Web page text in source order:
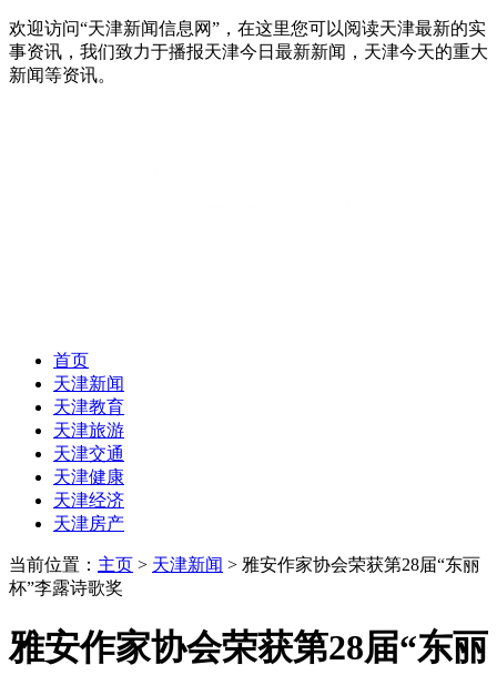
欢迎访问“天津新闻信息网”，在这里您可以阅读天津最新的实
事资讯，我们致力于播报天津今日最新新闻，天津今天的重大
新闻等资讯。
首页
天津新闻
天津教育
天津旅游
天津交通
天津健康
天津经济
天津房产
当前位置： 主页 > 天津新闻 > 雅安作家协会荣获第28届“东丽
杯”李露诗歌奖
雅安作家协会荣获第28届“东丽